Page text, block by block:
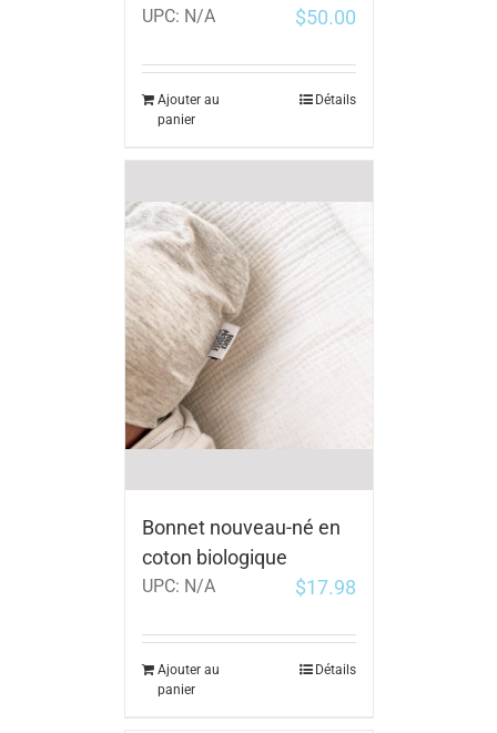
UPC: N/A $50.00
Ajouter au
panier
Détails
Bonnet nouveau-né en
coton biologique
UPC: N/A $17.98
Ajouter au
panier
Détails